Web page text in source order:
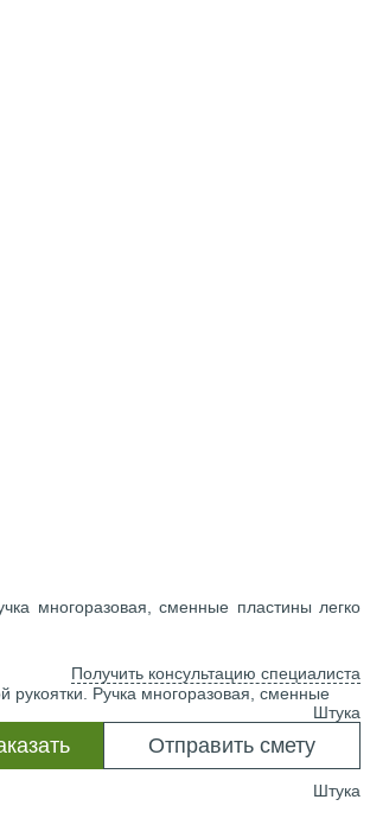
многоразовая, сменные пластины легко
Штука
Отправить смету
Получить консультацию специалиста
Ручка многоразовая, сменные
Штука